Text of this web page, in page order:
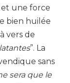
et une force
bien huilée
vers de
”. La
sans
sera que le